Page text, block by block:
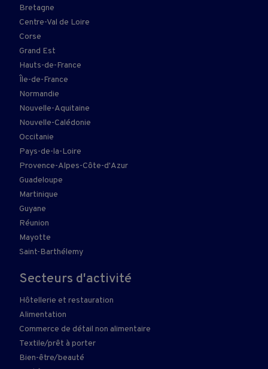
Bretagne
Centre-Val de Loire
Corse
Grand Est
Hauts-de-France
Île-de-France
Normandie
Nouvelle-Aquitaine
Nouvelle-Calédonie
Occitanie
Pays-de-la-Loire
Provence-Alpes-Côte-d'Azur
Guadeloupe
Martinique
Guyane
Réunion
Mayotte
Saint-Barthélemy
Secteurs d'activité
Hôtellerie et restauration
Alimentation
Commerce de détail non alimentaire
Textile/prêt à porter
Bien-être/beauté